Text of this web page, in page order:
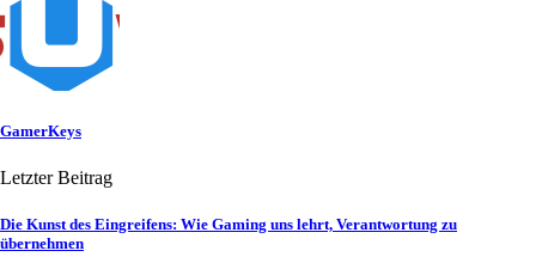
GamerKeys
Letzter Beitrag
Die Kunst des Eingreifens: Wie Gaming uns lehrt, Verantwortung zu
übernehmen